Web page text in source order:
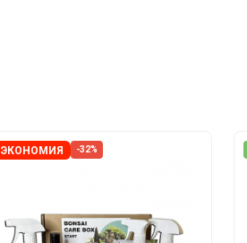
ЭКОНОМИЯ -32%